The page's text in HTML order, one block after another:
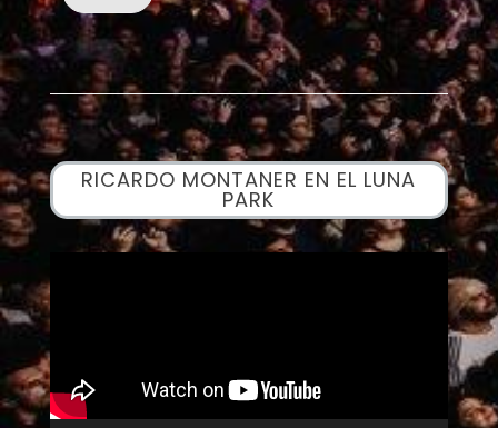
RICARDO MONTANER EN EL LUNA
PARK
de
vídeo